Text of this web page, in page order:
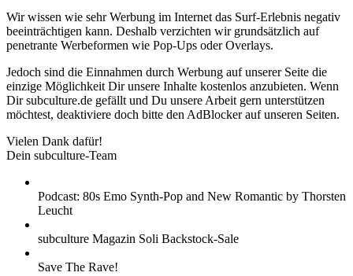
Wir wissen wie sehr Werbung im Internet das Surf-Erlebnis negativ
beeinträchtigen kann. Deshalb verzichten wir grundsätzlich auf
penetrante Werbeformen wie Pop-Ups oder Overlays.
Jedoch sind die Einnahmen durch Werbung auf unserer Seite die
einzige Möglichkeit Dir unsere Inhalte kostenlos anzubieten. Wenn
Dir subculture.de gefällt und Du unsere Arbeit gern unterstützen
möchtest, deaktiviere doch bitte den AdBlocker auf unseren Seiten.
Vielen Dank dafür!
Dein subculture-Team
Podcast: 80s Emo Synth-Pop and New Romantic by Thorsten
Leucht
subculture Magazin Soli Backstock-Sale
Save The Rave!